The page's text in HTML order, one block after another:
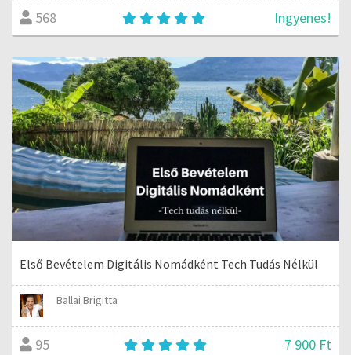
568 Ingyenes!
Első Bevételem Digitális Nomádként Tech Tudás Nélkül
Ballai Brigitta
95 7 900 Ft